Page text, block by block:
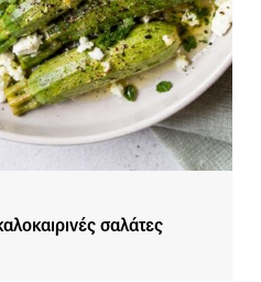
σαλάτες